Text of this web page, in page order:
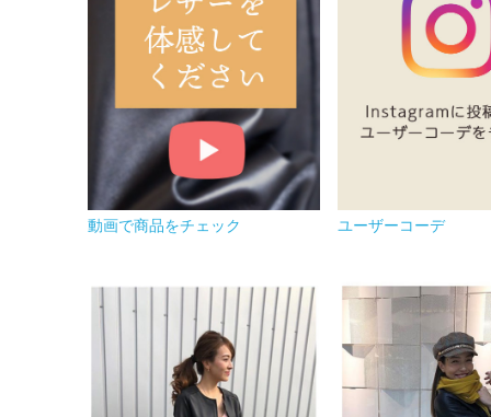
動画で商品をチェック ユーザーコーデ